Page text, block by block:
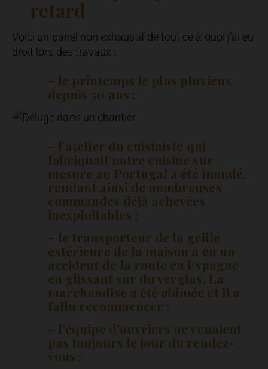
retard
Voici un panel non exhaustif de tout ce à quoi j’ai eu
droit lors des travaux :
– le printemps le plus pluvieux
depuis 50 ans ;
– l’atelier du cuisiniste qui
fabriquait notre cuisine sur
mesure au Portugal a été inondé,
rendant ainsi de nombreuses
commandes déjà achevées
inexploitables ;
– le transporteur de la grille
extérieure de la maison a eu un
accident de la route en Espagne
en glissant sur du verglas. La
marchandise a été abîmée et il a
fallu recommencer ;
– l’équipe d’ouvriers ne venaient
pas toujours le jour du rendez-
vous ;